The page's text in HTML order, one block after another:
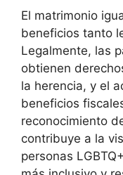
El matrimonio
beneficios tanto
Legalmente, las
obtienen
la herencia, y el
beneficios
reconocimiento
contribuye a la
personas